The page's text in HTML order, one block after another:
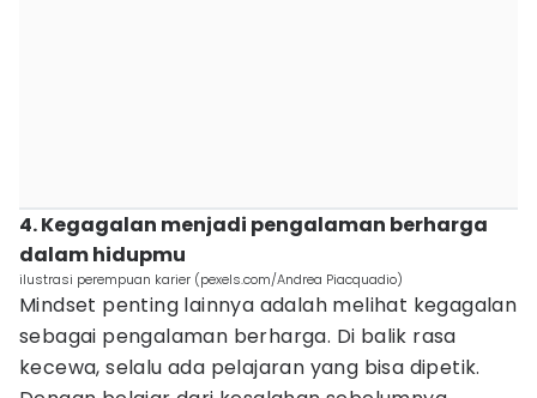
4. Kegagalan menjadi pengalaman berharga
dalam hidupmu
ilustrasi perempuan karier (pexels.com/Andrea Piacquadio)
Mindset penting lainnya adalah melihat kegagalan
sebagai pengalaman berharga. Di balik rasa
kecewa, selalu ada pelajaran yang bisa dipetik.